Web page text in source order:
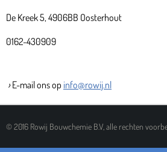
De Kreek 5, 4906BB Oosterhout
0162-430909
›E-mail ons op info@rowij.nl
© 2016 Rowij Bouwchemie B.V, alle rechten